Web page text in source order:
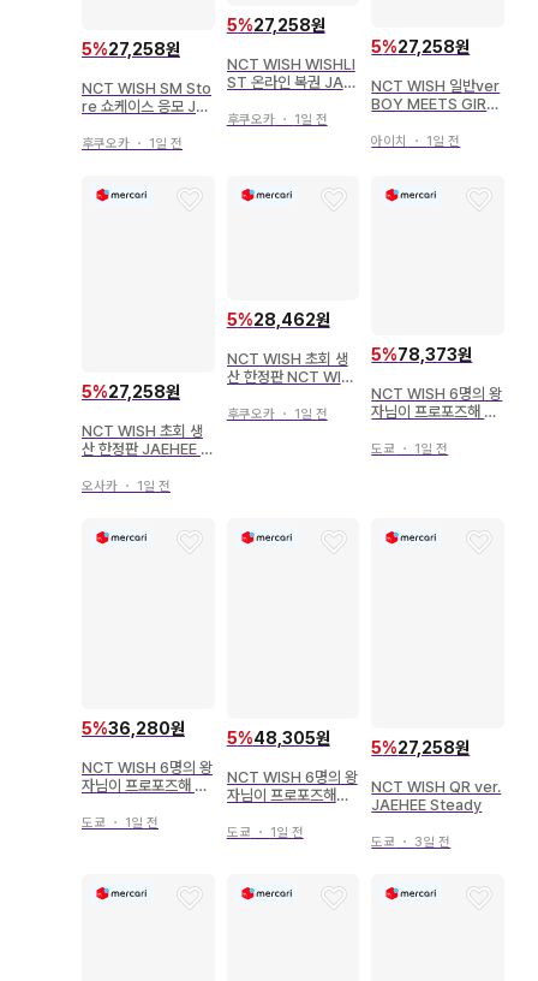
5%27,258원
NCT WISH SM Sto
re 쇼케이스 응모 JA
후쿠오카 ・ 1일 전
5%27,258원
NCT WISH WISHLI
ST 온라인 복권 JAE
키링 D상
후쿠오카・ 1일 전
5%27,258원
NCT WISH 일반ver
BOY MEETS GIRL
DON!/BOY MEETS
아이치 ・ 1일 전
5%27,258원
NCT WISH 초회 생
산 한정판 JAEHEE Y
ETS GIRL
오사카 ・ 1일 전
5%28,462원
NCT WISH 초회 생
산 한정판 NCT WIS
MEETS GIRL JAEH
후쿠오카・ 1일 전
5%78,373원
NCT WISH 6명의 왕
자님이 프로포즈해 온
AEHEE 하트형 부채
도쿄 ・ 1일 전
5%36,280원
NCT WISH 6명의 왕
자님이 프로포즈해 온
요 JAEHEE 스티커 세
도쿄 ・ 1일 전
5%48,305원
NCT WISH 6명의 왕
자님이 프로포즈해올
EE 블리스터 아크릴
도쿄 ・ 1일 전
5%27,258원
NCT WISH QR ver.
JAEHEE Steady
도쿄 ・ 3일 전